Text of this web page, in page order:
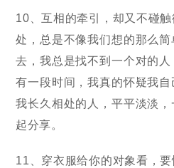
10、互相的牵引，却又不碰
处，总是不像我们想的那么
去，我总是找不到一个对的人
有一段时间，我真的怀疑我
我长久相处的人，平平淡淡
起分享。
11、穿衣服给你的对象看，